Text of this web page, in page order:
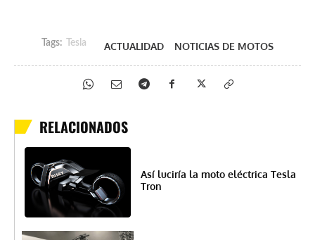
Tags: Tesla ACTUALIDAD NOTICIAS DE MOTOS
RELACIONADOS
Así luciría la moto eléctrica Tesla
Tron